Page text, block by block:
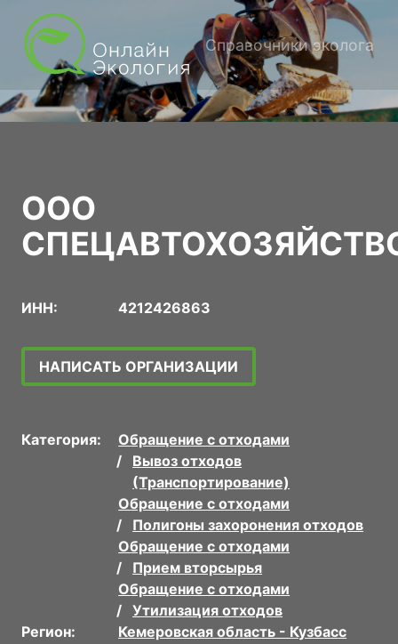
Справочники эколога
ООО
ИНН: 4212426863
НАПИСАТЬ ОРГАНИЗАЦИИ
Категория:
Обращение с отходами
Вывоз отходов
(Транспортирование)
Обращение с отходами
Полигоны захоронения отходов
Обращение с отходами
Прием вторсырья
Обращение с отходами
Утилизация отходов
Регион:
Кемеровская область - Кузбасс